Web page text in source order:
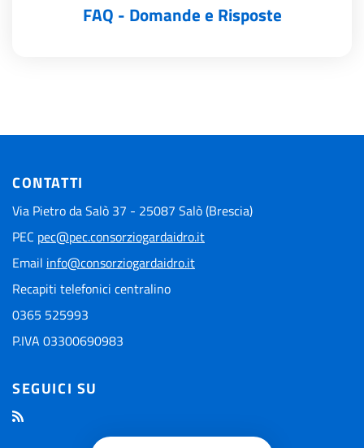
FAQ - Domande e Risposte
CONTATTI
Via Pietro da Salò 37 - 25087 Salò (Brescia)
PEC pec@pec.consorziogardaidro.it
Email info@consorziogardaidro.it
Recapiti telefonici centralino
0365 525993
P.IVA 03300690983
SEGUICI SU